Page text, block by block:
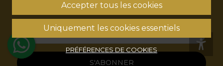
Accepter tous les cookies
Uniquement les cookies essentiels
PRÉFÉRENCES DE COOKIES
Email
S'ABONNER